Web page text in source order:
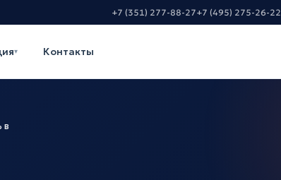
+7 (351) 277-88-27+7 (495) 275-26-22
▾ Контакты
в